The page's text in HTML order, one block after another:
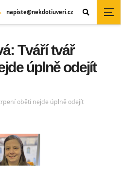
napiste@nekdotiuveri.cz
Tváří tvář
úplně odejít
obětí nejde úplně odejít